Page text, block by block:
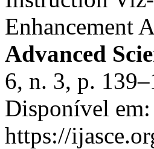
Enhancement
Advanced
6, n. 3, p.
Disponível em:
https://